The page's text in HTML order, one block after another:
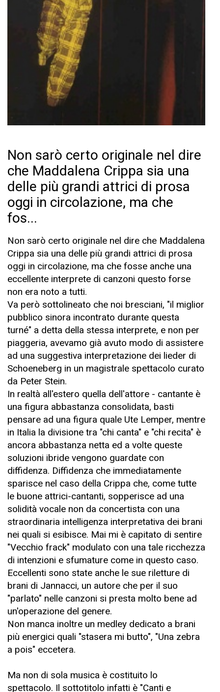
Non sarò certo originale nel dire
che Maddalena Crippa sia una
delle più grandi attrici di prosa
oggi in circolazione, ma che
fos...
Non sarò certo originale nel dire che Maddalena
Crippa sia una delle più grandi attrici di prosa
oggi in circolazione, ma che fosse anche una
eccellente interprete di canzoni questo forse
non era noto a tutti.
Va però sottolineato che noi bresciani, "il miglior
pubblico sinora incontrato durante questa
turné" a detta della stessa interprete, e non per
piaggeria, avevamo già avuto modo di assistere
ad una suggestiva interpretazione dei lieder di
Schoeneberg in un magistrale spettacolo curato
da Peter Stein.
In realtà all'estero quella dell'attore - cantante è
una figura abbastanza consolidata, basti
pensare ad una figura quale Ute Lemper, mentre
in Italia la divisione tra "chi canta" e "chi recita" è
ancora abbastanza netta ed a volte queste
soluzioni ibride vengono guardate con
diffidenza. Diffidenza che immediatamente
sparisce nel caso della Crippa che, come tutte
le buone attrici-cantanti, sopperisce ad una
solidità vocale non da concertista con una
straordinaria intelligenza interpretativa dei brani
nei quali si esibisce. Mai mi è capitato di sentire
"Vecchio frack" modulato con una tale ricchezza
di intenzioni e sfumature come in questo caso.
Eccellenti sono state anche le sue riletture di
brani di Jannacci, un autore che per il suo
"parlato" nelle canzoni si presta molto bene ad
un'operazione del genere.
Non manca inoltre un medley dedicato a brani
più energici quali "stasera mi butto", "Una zebra
a pois" eccetera.
Ma non di sola musica è costituito lo
spettacolo. Il sottotitolo infatti è "Canti e